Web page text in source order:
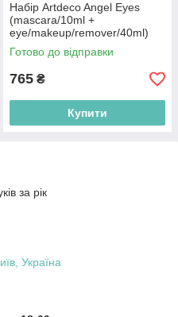
Набір Artdeco Angel Eyes
(mascara/10ml +
eye/makeup/remover/40ml)
(4052136278927)
Готово до відправки
765 ₴
Купити
за рік
Україна